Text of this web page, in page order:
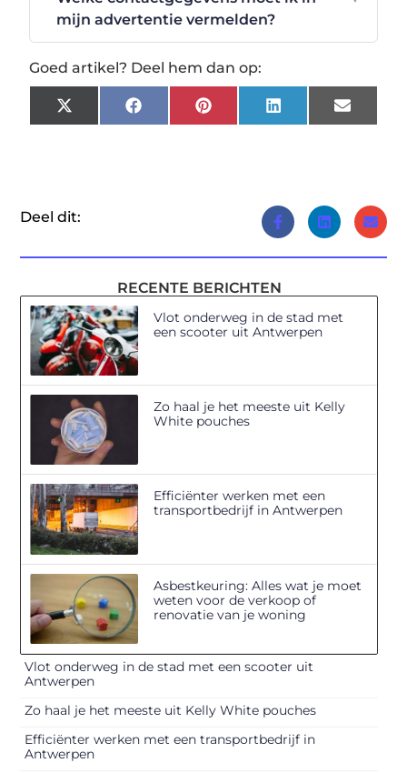
mijn advertentie vermelden?
Goed artikel? Deel hem dan op:
X
(Twitter)
FacebookPinterestLinkedInEmail
Deel dit:
RECENTE BERICHTEN
Vlot onderweg in de stad met
een scooter uit Antwerpen
Zo haal je het meeste uit Kelly
White pouches
Efficiënter werken met een
transportbedrijf in Antwerpen
Asbestkeuring: Alles wat je moet
weten voor de verkoop of
renovatie van je woning
Vlot onderweg in de stad met een scooter uit
Antwerpen
Zo haal je het meeste uit Kelly White pouches
Efficiënter werken met een transportbedrijf in
Antwerpen